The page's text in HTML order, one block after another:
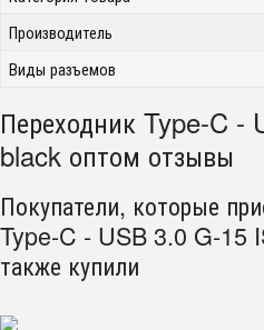
Производитель
Виды разъемов
Переходник Type-C
black оптом отзывы
Покупатели, которые
Type-C - USB 3.0 G-15
также купили